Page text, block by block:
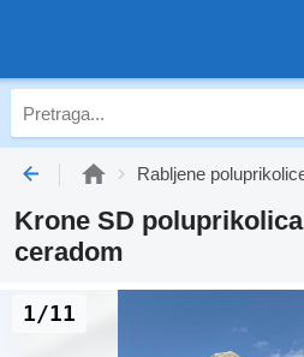
Rabljene
Krone SD
ceradom
1/11